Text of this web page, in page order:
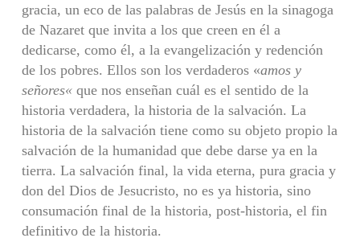
gracia, un eco de las palabras de Jesús en la sinagoga
de Nazaret que invita a los que creen en él a
dedicarse, como él, a la evangelización y redención
de los pobres. Ellos son los verdaderos «amos y
señores«que nos enseñan cuál es el sentido de la
historia verdadera, la historia de la salvación. La
historia de la salvación tiene como su objeto propio la
salvación de la humanidad que debe darse ya en la
tierra. La salvación final, la vida eterna, pura gracia y
don del Dios de Jesucristo, no es ya historia, sino
consumación final de la historia, post-historia, el fin
definitivo de la historia.